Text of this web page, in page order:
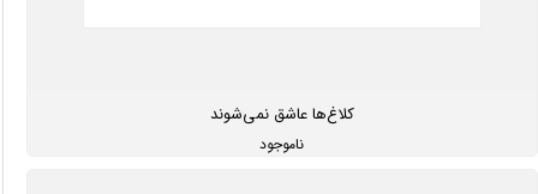
کلاغ‌ها عاشق نمی‌شوند
ناموجود